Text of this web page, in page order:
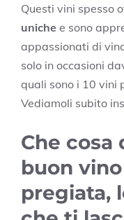
Questi vini spesso
uniche e sono
appassionati di
solo in occasioni
quali sono i 10 vini
Vediamoli subito
Che cosa
buon
pregiata,